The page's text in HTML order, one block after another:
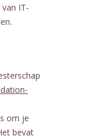
IT-
om je
bevat